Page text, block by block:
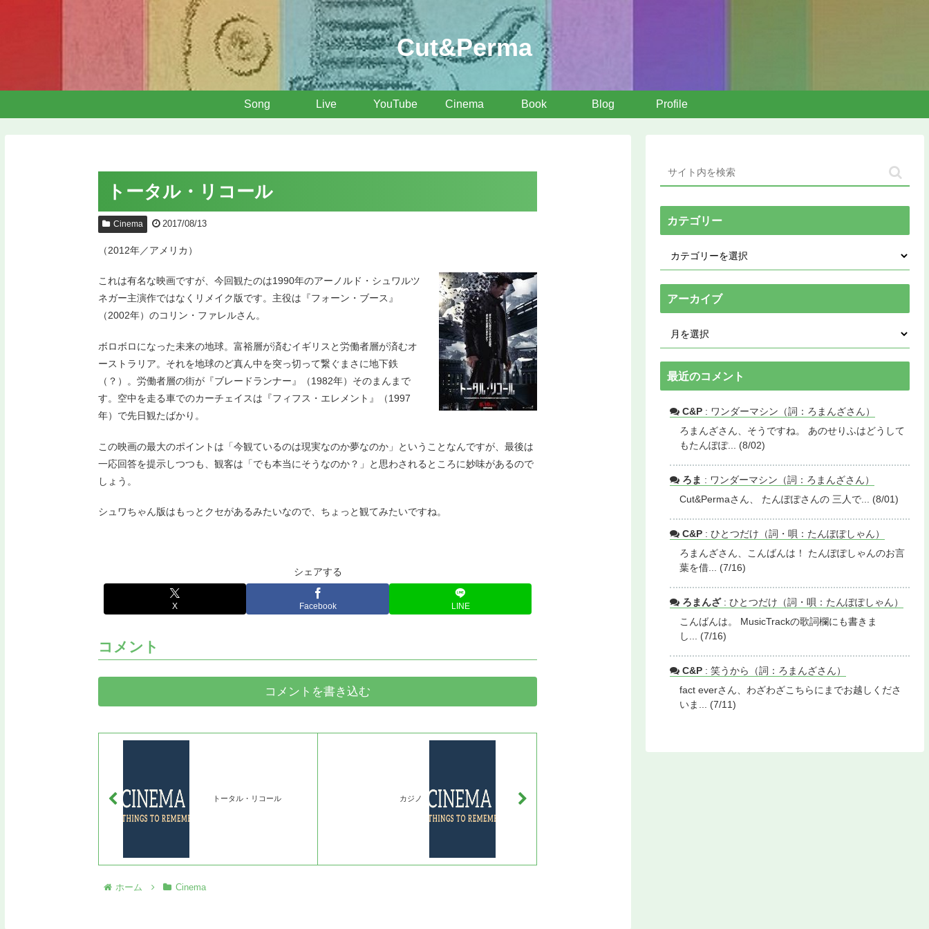
Cut&Perma
Song Live YouTube Cinema Book Blog Profile
トータル・リコール
Cinema 2017/08/13
（2012年／アメリカ）
これは有名な映画ですが、今回観たのは1990年のアーノルド・シュワルツ
ネガー主演作ではなくリメイク版です。主役は『フォーン・ブース』
（2002年）のコリン・ファレルさん。
ボロボロになった未来の地球。富裕層が済むイギリスと労働者層が済むオ
ーストラリア。それを地球のど真ん中を突っ切って繋ぐまさに地下鉄
（？）。労働者層の街が『ブレードランナー』（1982年）そのまんまで
す。空中を走る車でのカーチェイスは『フィフス・エレメント』（1997
年）で先日観たばかり。
この映画の最大のポイントは「今観ているのは現実なのか夢なのか」ということなんですが、最後は
一応回答を提示しつつも、観客は「でも本当にそうなのか？」と思わされるところに妙味があるので
しょう。
シュワちゃん版はもっとクセがあるみたいなので、ちょっと観てみたいですね。
シェアする
X Facebook LINE
コメント
コメントを書き込む
トータル・リコール カジノ
ホーム Cinema
カテゴリー
アーカイブ
最近のコメント
C&P : ワンダーマシン（詞：ろまんざさん）
ろまんざさん、そうですね。 あのせりふはどうして
もたんぽぽ... (8/02)
ろま : ワンダーマシン（詞：ろまんざさん）
Cut&Permaさん、 たんぽぽさんの 三人で... (8/01)
C&P : ひとつだけ（詞・唄：たんぽぽしゃん）
ろまんざさん、こんばんは！ たんぽぽしゃんのお言
葉を借... (7/16)
ろまんざ: ひとつだけ（詞・唄：たんぽぽしゃん）
こんばんは。 MusicTrackの歌詞欄にも書きま
し... (7/16)
C&P : 笑うから（詞：ろまんざさん）
fact everさん、わざわざこちらにまでお越しくださ
いま... (7/11)